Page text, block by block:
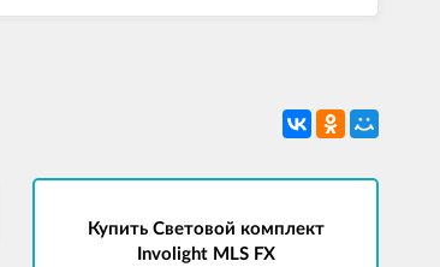
Купить Световой комплект
Involight MLS FX